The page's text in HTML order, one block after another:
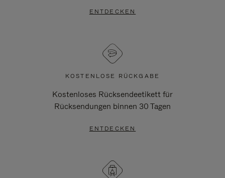
ENTDECKEN
KOSTENLOSE RÜCKGABE
Kostenloses Rücksendeetikett für
Rücksendungen binnen 30 Tagen
ENTDECKEN